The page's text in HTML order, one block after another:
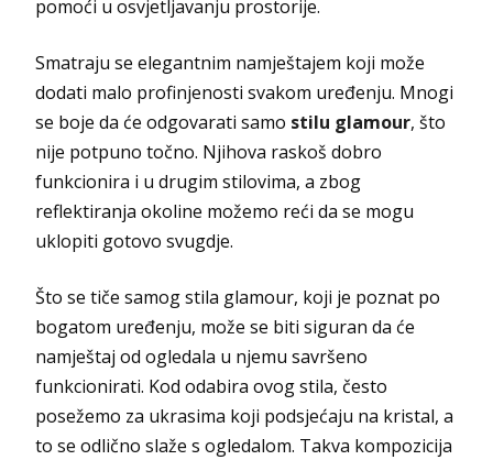
pomoći u osvjetljavanju prostorije.
Smatraju se elegantnim namještajem koji može
dodati malo profinjenosti svakom uređenju. Mnogi
se boje da će odgovarati samo stilu glamour, što
nije potpuno točno. Njihova raskoš dobro
funkcionira i u drugim stilovima, a zbog
reflektiranja okoline možemo reći da se mogu
uklopiti gotovo svugdje.
Što se tiče samog stila glamour, koji je poznat po
bogatom uređenju, može se biti siguran da će
namještaj od ogledala u njemu savršeno
funkcionirati. Kod odabira ovog stila, često
posežemo za ukrasima koji podsjećaju na kristal, a
to se odlično slaže s ogledalom. Takva kompozicija